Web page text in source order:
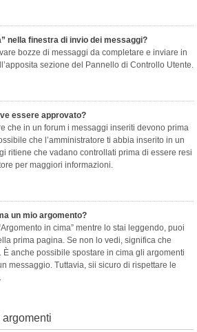
nella finestra di invio dei messaggi?
bozze di messaggi da completare e inviare in
sezione del Pannello di Controllo Utente.
essere approvato?
che in un forum i messaggi inseriti devono prima
che l’amministratore ti abbia inserito in un
ritiene che vadano controllati prima di essere resi
per maggiori informazioni.
un mio argomento?
in cima” mentre lo stai leggendo, puoi
prima pagina. Se non lo vedi, significa che
anche possibile spostare in cima gli argomenti
messaggio. Tuttavia, sii sicuro di rispettare le